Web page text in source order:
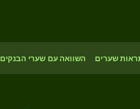
שערים השוואה עם שערי הבנקים